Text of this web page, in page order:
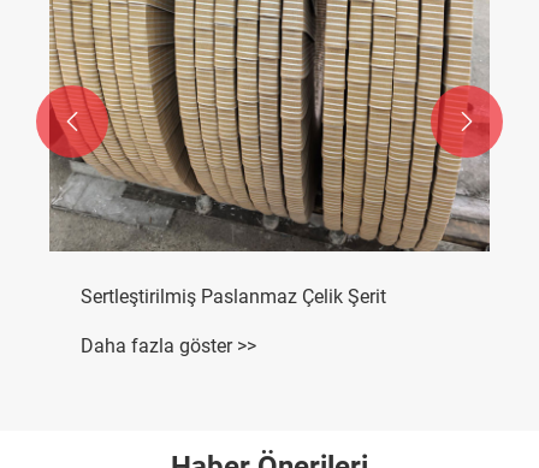
Sertleştirilmiş Paslanmaz Çelik Şerit
Daha fazla göster >>
 